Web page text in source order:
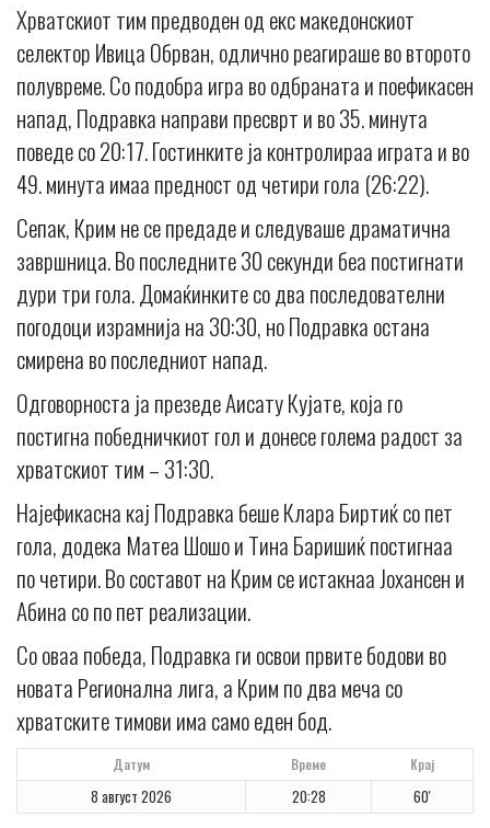
Хрватскиот тим предводен од екс македонскиот
селектор Ивица Обрван, одлично реагираше во второто
полувреме. Со подобра игра во одбраната и поефикасен
напад, Подравка направи пресврт и во 35. минута
поведе со 20:17. Гостинките ја контролираа играта и во
49. минута имаа предност од четири гола (26:22).
Сепак, Крим не се предаде и следуваше драматична
завршница. Во последните 30 секунди беа постигнати
дури три гола. Домаќинките со два последователни
погодоци израмнија на 30:30, но Подравка остана
смирена во последниот напад.
Одговорноста ја презеде Аисату Кујате, која го
постигна победничкиот гол и донесе голема радост за
хрватскиот тим – 31:30.
Најефикасна кај Подравка беше Клара Биртиќ со пет
гола, додека Матеа Шошо и Тина Баришиќ постигнаа
по четири. Во составот на Крим се истакнаа Јохансен и
Абина со по пет реализации.
Со оваа победа, Подравка ги освои првите бодови во
новата Регионална лига, а Крим по два меча со
хрватските тимови има само еден бод.
Датум Време Крај
8 август 2026 20:28 60'